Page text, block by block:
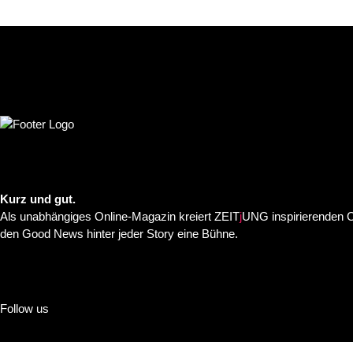
Kurz und gut.
Als unabhängiges Online-Magazin kreiert ZEITjUNG inspirierenden
den Good News hinter jeder Story eine Bühne.
Follow us